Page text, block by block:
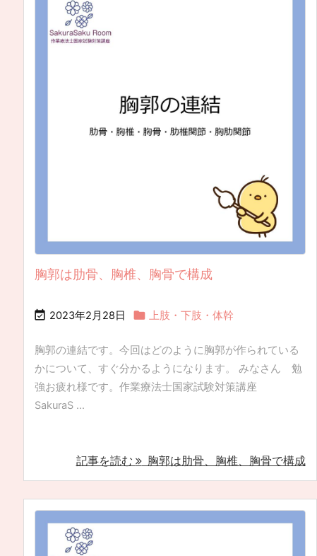
胸郭は肋骨、胸椎、胸骨で構成
 2023年2月28日  上肢・下肢・体幹
胸郭の連結です。今回はどのように胸郭が作られている
かについて、すぐ分かるようになります。 みなさん 勉
強お疲れ様です。作業療法士国家試験対策講座
SakuraS ...
記事を読む 胸郭は肋骨、胸椎、胸骨で構成